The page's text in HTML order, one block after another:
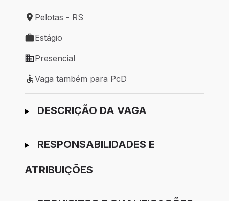
Local de trabalho: Pelotas - RS
Pelotas - RS
Tipo de vaga: Estágio
Estágio
Modelo de trabalho: Presencial
Presencial
Vaga também para PcD
Vaga também para PcD
Ir para candidatura
DESCRIÇÃO DA VAGA
RESPONSABILIDADES E
ATRIBUIÇÕES